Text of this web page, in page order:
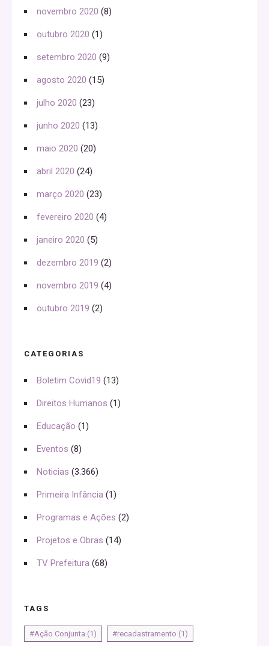
novembro 2020 (8)
outubro 2020 (1)
setembro 2020 (9)
agosto 2020 (15)
julho 2020 (23)
junho 2020 (13)
maio 2020 (20)
abril 2020 (24)
março 2020 (23)
fevereiro 2020 (4)
janeiro 2020 (5)
dezembro 2019 (2)
novembro 2019 (4)
outubro 2019 (2)
CATEGORIAS
Boletim Covid19 (13)
Direitos Humanos (1)
Educação (1)
Eventos (8)
Noticias (3.366)
Primeira Infância (1)
Programas e Ações (2)
Projetos e Obras (14)
TV Prefeitura (68)
TAGS
#Ação Conjunta (1) #recadastramento (1)